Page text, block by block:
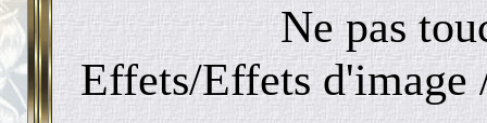
Ne pas
Effets/Effets d'image